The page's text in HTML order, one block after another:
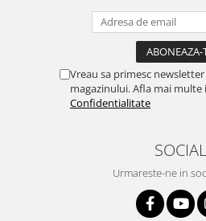
Vreau sa primesc
magazinului. Afla mai multe
Confidentialitate
SOCIAL
Urmareste-ne in